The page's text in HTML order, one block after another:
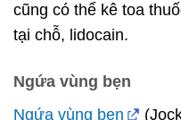
cũng có thể kê toa
tại chỗ, lidocain.
Ngứa vùng bẹn
Ngứa vùng bẹn